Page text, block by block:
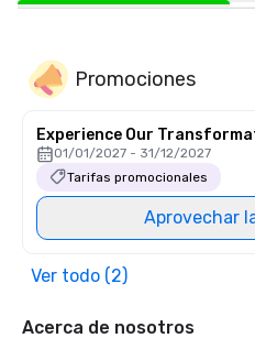
Promociones
Experience Our
01/01/2027 - 31/12/2027
Tarifas promocionales
Aprovechar
Ver todo (2)
Acerca de nosotros